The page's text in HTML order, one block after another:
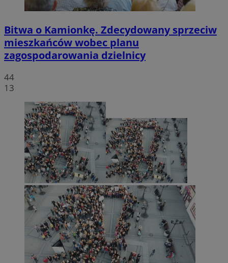
Bitwa o Kamionkę. Zdecydowany sprzeciw
mieszkańców wobec planu
zagospodarowania dzielnicy
44
13